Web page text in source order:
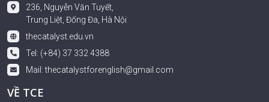
236, Nguyễn Văn Tuyết,
Trung Liệt, Đống Đa, Hà Nội
thecatalyst.edu.vn
Tel: (+84) 37 332 4388
Mail:thecatalystforenglish@gmail.com
VỀ TCE